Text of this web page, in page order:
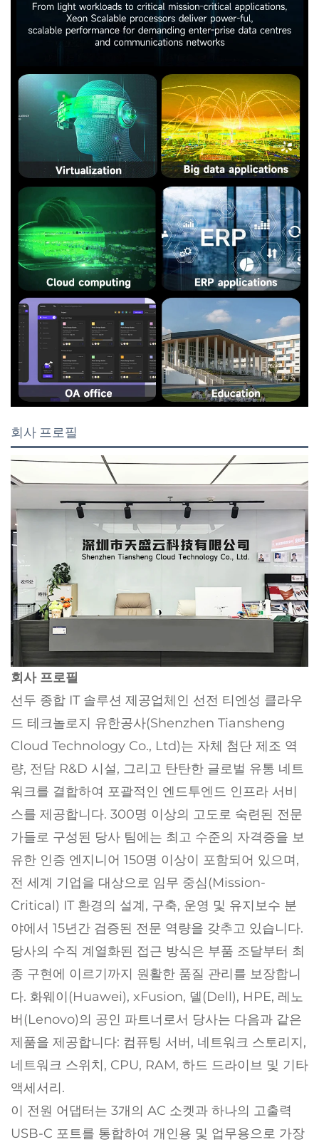
회사 프로필
회사 프로필
선두 종합 IT 솔루션 제공업체인 선전 티엔성 클라우
드 테크놀로지 유한공사(Shenzhen Tiansheng
Cloud Technology Co., Ltd)는 자체 첨단 제조 역
량, 전담 R&D 시설, 그리고 탄탄한 글로벌 유통 네트
워크를 결합하여 포괄적인 엔드투엔드 인프라 서비
스를 제공합니다. 300명 이상의 고도로 숙련된 전문
가들로 구성된 당사 팀에는 최고 수준의 자격증을 보
유한 인증 엔지니어 150명 이상이 포함되어 있으며,
전 세계 기업을 대상으로 임무 중심(Mission-
Critical) IT 환경의 설계, 구축, 운영 및 유지보수 분
야에서 15년간 검증된 전문 역량을 갖추고 있습니다.
당사의 수직 계열화된 접근 방식은 부품 조달부터 최
종 구현에 이르기까지 원활한 품질 관리를 보장합니
다. 화웨이(Huawei), xFusion, 델(Dell), HPE, 레노
버(Lenovo)의 공인 파트너로서 당사는 다음과 같은
제품을 제공합니다: 컴퓨팅 서버, 네트워크 스토리지,
네트워크 스위치, CPU, RAM, 하드 드라이브 및 기타
액세서리.
이 전원 어댑터는 3개의 AC 소켓과 하나의 고출력
USB-C 포트를 통합하여 개인용 및 업무용으로 가장